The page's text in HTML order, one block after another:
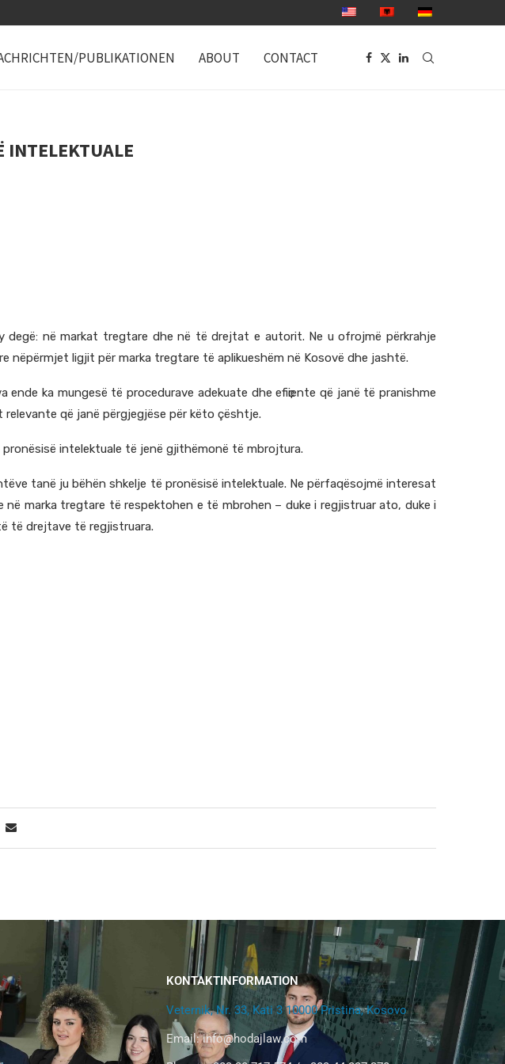
PUBLIKATIONEN ABOUT CONTACT
INTELEKTUALE
në markat tregtare dhe në të drejtat e autorit. Ne u ofrojmë përkrahje
ligjit për marka tregtare të aplikueshëm në Kosovë dhe jashtë.
ka mungesë të procedurave adekuate dhe efiҫiente që janë të pranishme
që janë përgjegjëse për këto çështje.
intelektuale të jenë gjithëmonë të mbrojtura.
tanë ju bëhën shkelje të pronësisë intelektuale. Ne përfaqësojmë interesat
marka tregtare të respektohen e të mbrohen – duke i regjistruar ato, duke i
të drejtave të regjistruara.
KONTAKTINFORMATION
Veternik, Nr. 33, Kati 3 10000 Pristina, Kosovo
Email:info@hodajlaw.com